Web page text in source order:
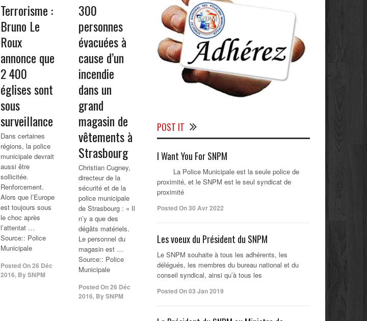
Terrorisme :
Bruno Le
Roux
annonce que
2 400
églises sont
sous
surveillance
Dans certaines
régions, la police
municipale devrait
aussi être
sollicitée.
Renforcement.
Alors que l’Europe
est toujours sous
le choc après
l’attentat …
Source:: Police
Municipale
Posted On26 Déc
2016, BySNPM
300
personnes
évacuées à
cause d’un
incendie
dans un
grand
magasin de
vêtements à
Strasbourg
Christian Cugney,
directeur de la
sécurité et de la
police municipale
de Strasbourg : « Il
n’y a que des
dégâts matériels.
Le personnel du
magasin est …
Source:: Police
Municipale
Posted On26 Déc
2016, BySNPM
POST IT
I Want You For SNPM
La Police Municipale est la seule police de
proximité, et le SNPM est le seul syndicat de
proximité
Posted On 30 Avr 2022
Les voeux du Président du SNPM
Le SNPM souhaite à tous les adhérents, les
délégués, les membres du bureau national et du
conseil syndical, ainsi qu’à tous les
Posted On 03 Jan 2019